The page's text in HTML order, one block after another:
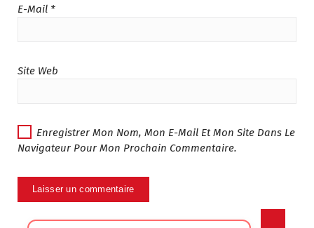
E-Mail *
Site Web
Enregistrer Mon Nom, Mon E-Mail Et Mon Site Dans Le
Navigateur Pour Mon Prochain Commentaire.
Sélectionner